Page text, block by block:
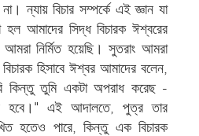
ন্যায় বিচার সম্পর্কে এই জ্ঞান যা
আমাদের সিদ্ধ বিচারক ঈশ্বরের
নির্মিত হয়েছি। সুতরাং আমরা
হিসাবে ঈশ্বর আমাদের বলেন,
কিন্তু তুমি একটা অপরাধ করেছ -
হবে।" এই আদালতে, পুত্র তার
হতেও পারে, কিন্তু এক বিচারক